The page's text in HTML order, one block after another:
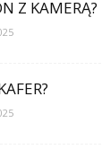
Z KAMERĄ?